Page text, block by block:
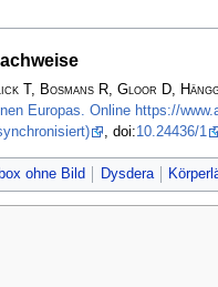
T, Bosmans R, Gloor D,
Europas. Online https://
, doi:10.24436/1
ohne Bild Dysdera